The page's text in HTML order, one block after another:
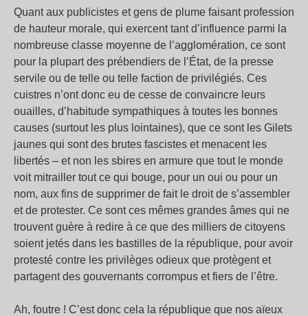
Quant aux publicistes et gens de plume faisant profession
de hauteur morale, qui exercent tant d’influence parmi la
nombreuse classe moyenne de l’agglomération, ce sont
pour la plupart des prébendiers de l’État, de la presse
servile ou de telle ou telle faction de privilégiés. Ces
cuistres n’ont donc eu de cesse de convaincre leurs
ouailles, d’habitude sympathiques à toutes les bonnes
causes (surtout les plus lointaines), que ce sont les Gilets
jaunes qui sont des brutes fascistes et menacent les
libertés – et non les sbires en armure que tout le monde
voit mitrailler tout ce qui bouge, pour un oui ou pour un
nom, aux fins de supprimer de fait le droit de s’assembler
et de protester. Ce sont ces mêmes grandes âmes qui ne
trouvent guère à redire à ce que des milliers de citoyens
soient jetés dans les bastilles de la république, pour avoir
protesté contre les privilèges odieux que protègent et
partagent des gouvernants corrompus et fiers de l’être.
Ah, foutre ! C’est donc cela la république que nos aïeux